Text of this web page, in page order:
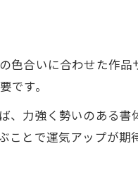
い絵と風水的に良い文
玄関に置いてはいけない
風水で良いとされる書道
色合いに合わせた作
です。
、力強く勢いのある
とで運気アップが期